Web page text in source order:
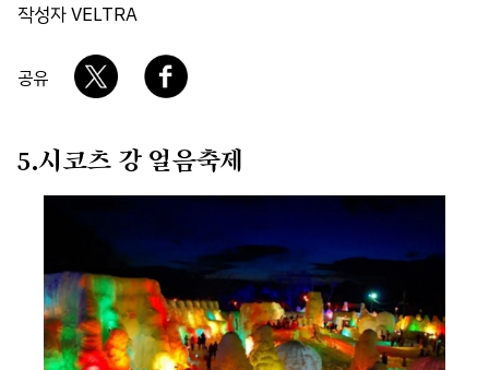
작성자 VELTRA
공유
5.시코츠 강 얼음축제